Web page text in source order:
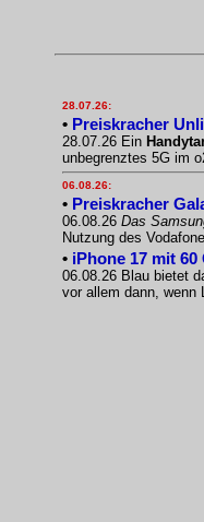
28.07.26:
• Preiskracher
28.07.26 Ein
unbegrenztes 5G im
06.08.26:
• Preiskracher
06.08.26 Das
Nutzung des
• iPhone 17 mit
06.08.26 Blau bietet
vor allem dann, wenn